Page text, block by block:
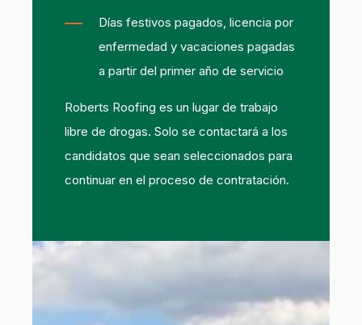
Días festivos pagados, licencia por
enfermedad y vacaciones pagadas
a partir del primer año de servicio
Roberts Roofing es un lugar de trabajo
libre de drogas. Solo se contactará a los
candidatos que sean seleccionados para
continuar en el proceso de contratación.